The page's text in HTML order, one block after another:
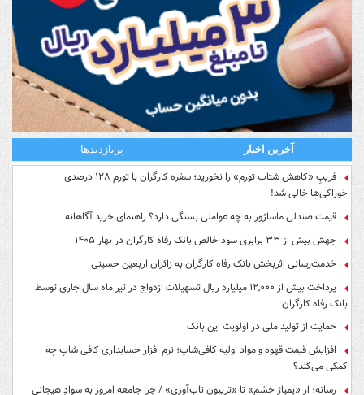
آخرین اخبار پربازدیدها
فریبِ «کاهش شتاب تورم» را نخورید؛ سفره کارگران با تورم ۱۲۸ درصدی
خوراکی‌ها خالی شد!
قیمت صندلی ماساژور به چه عواملی بستگی دارد؟ راهنمای خرید آگاهانه
جهش بیش از ۳۳ برابری سود خالص بانک رفاه کارگران در بهار ۱۴۰۵
خدمت‌رسانی اثربخش بانک رفاه کارگران به زائران اربعین حسینی
پرداخت بیش از ۱۲,۰۰۰ میلیارد ریال تسهیلات ازدواج در تیر ماه سال جاری توسط
بانک رفاه کارگران
حمایت از تولید ملی در اولویت این بانک
افزایش قیمت قهوه و مواد اولیه کافی‌شاپ؛ نرم افزار حسابداری کافی شاپ چه
کمکی می‌کند؟
رسانه؛ از «پمپاژِ خشم» تا «تریبونِ تاب‌آوری» / چرا جامعه امروز به سوادِ هیجانی